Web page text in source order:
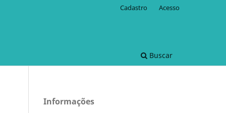
Buscar
Cadastro Acesso
Informações